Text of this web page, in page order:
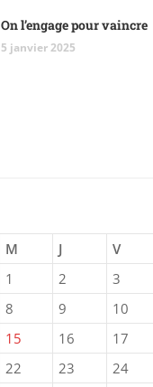
On l’engage pour vaincre
5 janvier 2025
M J V
1
2 3
8 9 10
15 16 17
22 23 24